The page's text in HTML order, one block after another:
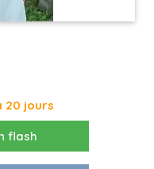
20 jours
flash